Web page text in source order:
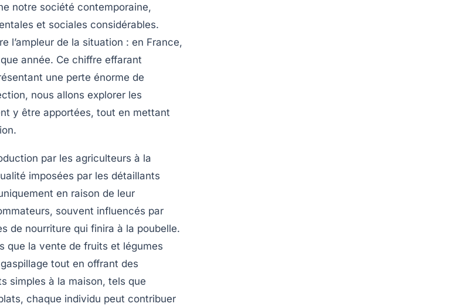
notre société contemporaine,
et sociales considérables.
l’ampleur de la situation : en France,
année. Ce chiffre effarant
une perte énorme de
nous allons explorer les
y être apportées, tout en mettant
par les agriculteurs à la
imposées par les détaillants
en raison de leur
souvent influencés par
de nourriture qui finira à la poubelle.
que la vente de fruits et légumes
tout en offrant des
simples à la maison, tels que
chaque individu peut contribuer